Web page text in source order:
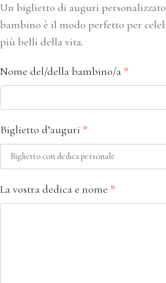
Un biglietto di auguri
bambino è il modo perfetto per
più belli della vita.
Nome del/della bambino/a *
Biglietto d’auguri *
La vostra dedica e nome *